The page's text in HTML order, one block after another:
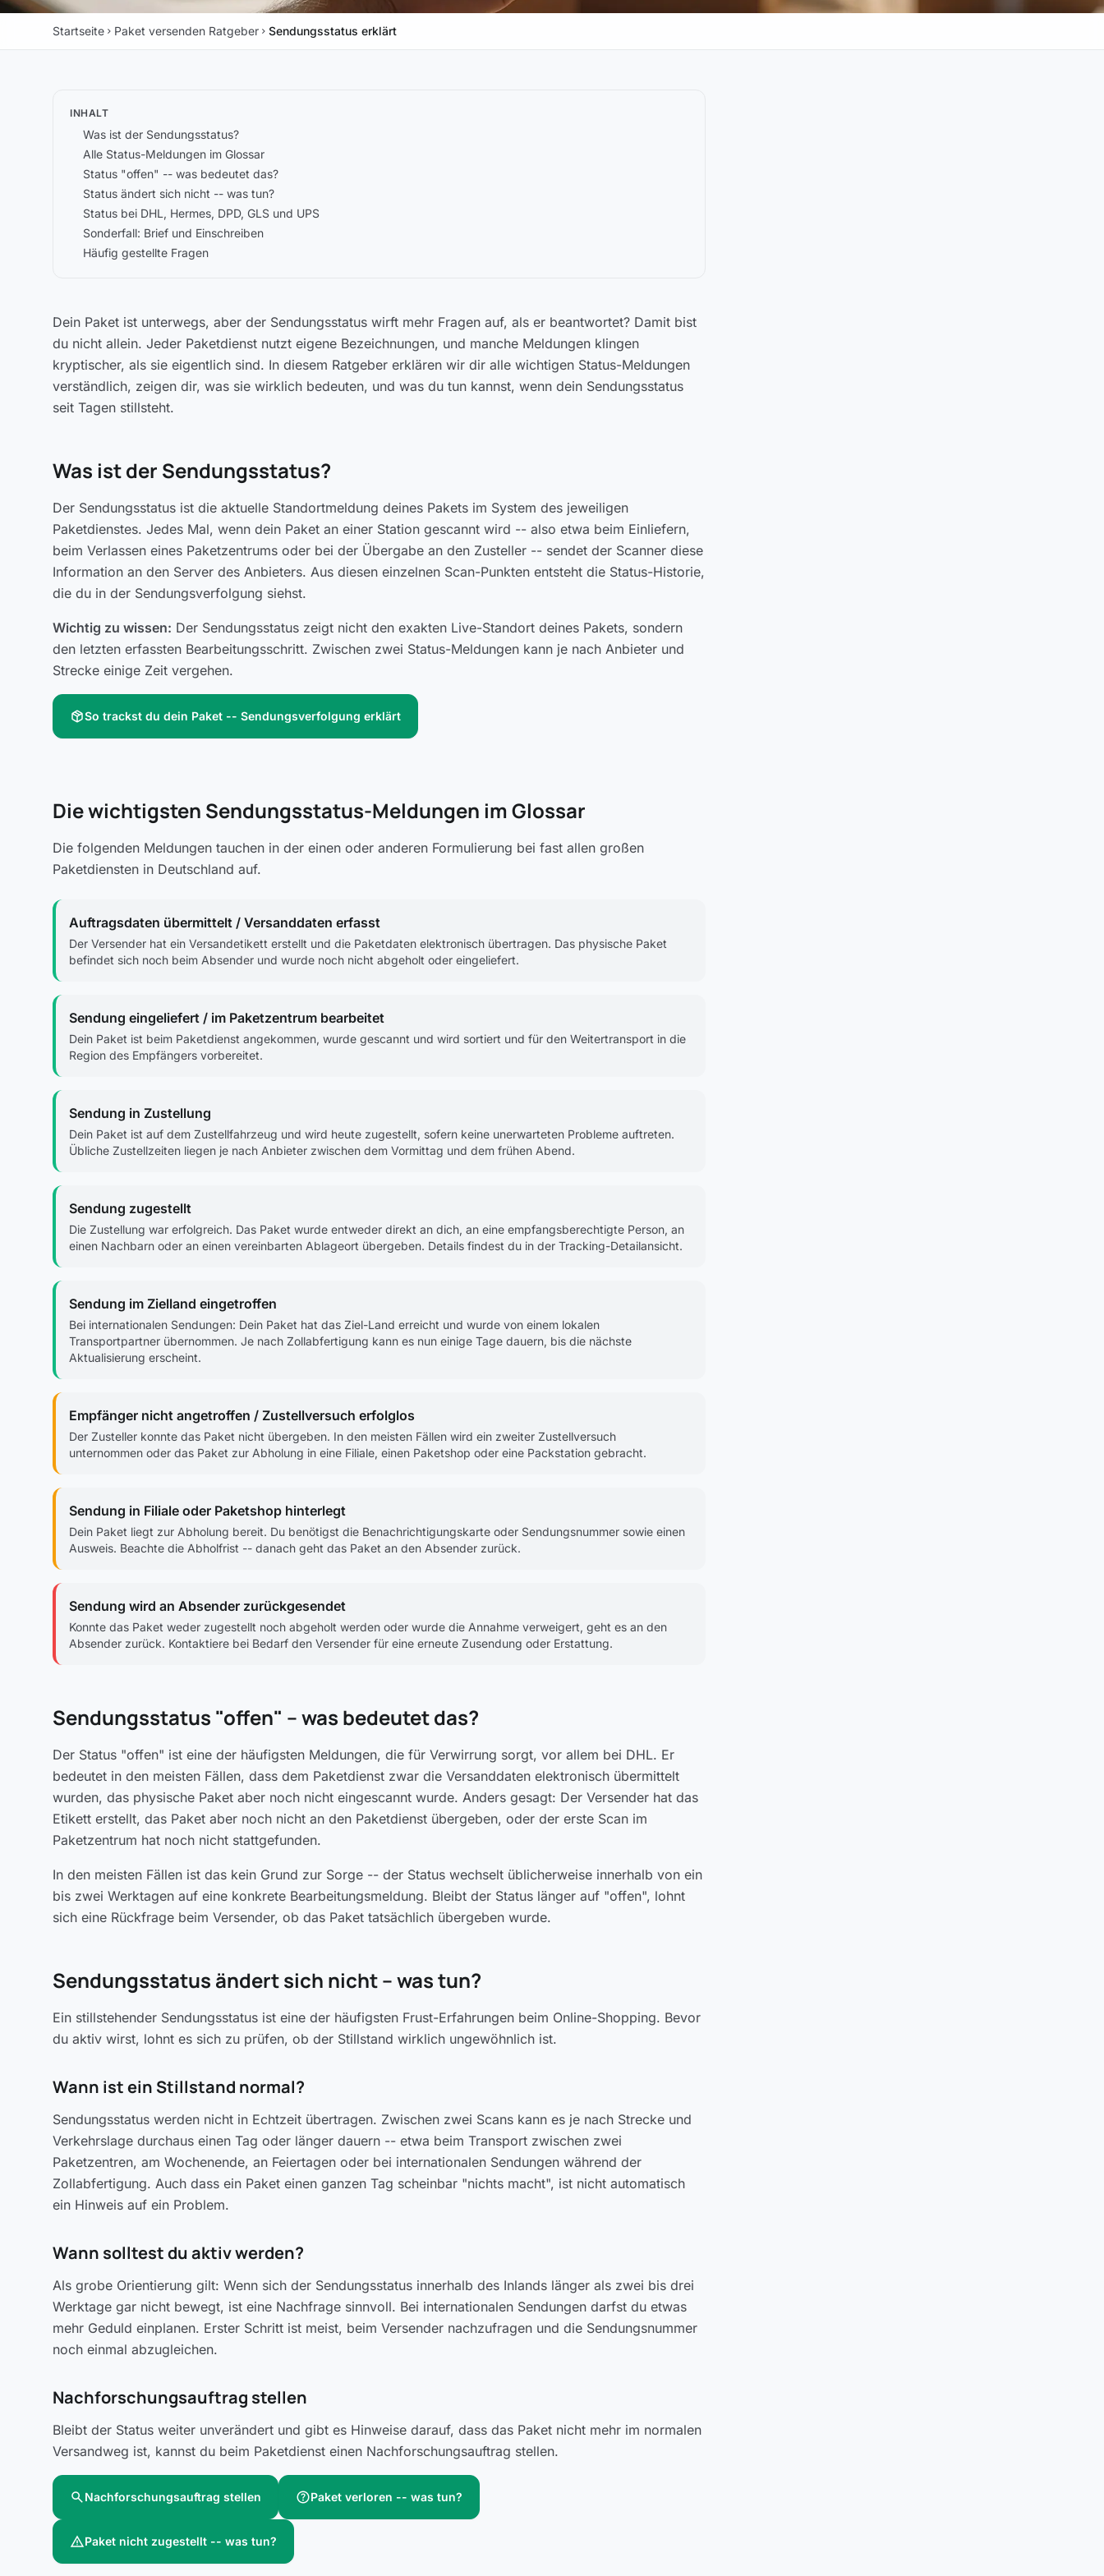
Startseite chevron_right Paket versenden Ratgeber chevron_right Sendungsstatus erklärt
INHALT
Was ist der Sendungsstatus?
Alle Status-Meldungen im Glossar
Status "offen" -- was bedeutet das?
Status ändert sich nicht -- was tun?
Status bei DHL, Hermes, DPD, GLS und UPS
Sonderfall: Brief und Einschreiben
Häufig gestellte Fragen
Dein Paket ist unterwegs, aber der Sendungsstatus wirft mehr Fragen auf, als er beantwortet? Damit bist
du nicht allein. Jeder Paketdienst nutzt eigene Bezeichnungen, und manche Meldungen klingen
kryptischer, als sie eigentlich sind. In diesem Ratgeber erklären wir dir alle wichtigen Status-Meldungen
verständlich, zeigen dir, was sie wirklich bedeuten, und was du tun kannst, wenn dein Sendungsstatus
seit Tagen stillsteht.
Was ist der Sendungsstatus?
Der Sendungsstatus ist die aktuelle Standortmeldung deines Pakets im System des jeweiligen
Paketdienstes. Jedes Mal, wenn dein Paket an einer Station gescannt wird -- also etwa beim Einliefern,
beim Verlassen eines Paketzentrums oder bei der Übergabe an den Zusteller -- sendet der Scanner diese
Information an den Server des Anbieters. Aus diesen einzelnen Scan-Punkten entsteht die Status-Historie,
die du in der Sendungsverfolgung siehst.
Wichtig zu wissen: Der Sendungsstatus zeigt nicht den exakten Live-Standort deines Pakets, sondern
den letzten erfassten Bearbeitungsschritt. Zwischen zwei Status-Meldungen kann je nach Anbieter und
Strecke einige Zeit vergehen.
package_2So trackst du dein Paket -- Sendungsverfolgung erklärt
Die wichtigsten Sendungsstatus-Meldungen im Glossar
Die folgenden Meldungen tauchen in der einen oder anderen Formulierung bei fast allen großen
Paketdiensten in Deutschland auf.
Auftragsdaten übermittelt / Versanddaten erfasst
Der Versender hat ein Versandetikett erstellt und die Paketdaten elektronisch übertragen. Das physische Paket
befindet sich noch beim Absender und wurde noch nicht abgeholt oder eingeliefert.
Sendung eingeliefert / im Paketzentrum bearbeitet
Dein Paket ist beim Paketdienst angekommen, wurde gescannt und wird sortiert und für den Weitertransport in die
Region des Empfängers vorbereitet.
Sendung in Zustellung
Dein Paket ist auf dem Zustellfahrzeug und wird heute zugestellt, sofern keine unerwarteten Probleme auftreten.
Übliche Zustellzeiten liegen je nach Anbieter zwischen dem Vormittag und dem frühen Abend.
Sendung zugestellt
Die Zustellung war erfolgreich. Das Paket wurde entweder direkt an dich, an eine empfangsberechtigte Person, an
einen Nachbarn oder an einen vereinbarten Ablageort übergeben. Details findest du in der Tracking-Detailansicht.
Sendung im Zielland eingetroffen
Bei internationalen Sendungen: Dein Paket hat das Ziel-Land erreicht und wurde von einem lokalen
Transportpartner übernommen. Je nach Zollabfertigung kann es nun einige Tage dauern, bis die nächste
Aktualisierung erscheint.
Empfänger nicht angetroffen / Zustellversuch erfolglos
Der Zusteller konnte das Paket nicht übergeben. In den meisten Fällen wird ein zweiter Zustellversuch
unternommen oder das Paket zur Abholung in eine Filiale, einen Paketshop oder eine Packstation gebracht.
Sendung in Filiale oder Paketshop hinterlegt
Dein Paket liegt zur Abholung bereit. Du benötigst die Benachrichtigungskarte oder Sendungsnummer sowie einen
Ausweis. Beachte die Abholfrist -- danach geht das Paket an den Absender zurück.
Sendung wird an Absender zurückgesendet
Konnte das Paket weder zugestellt noch abgeholt werden oder wurde die Annahme verweigert, geht es an den
Absender zurück. Kontaktiere bei Bedarf den Versender für eine erneute Zusendung oder Erstattung.
Sendungsstatus "offen" -- was bedeutet das?
Der Status "offen" ist eine der häufigsten Meldungen, die für Verwirrung sorgt, vor allem bei DHL. Er
bedeutet in den meisten Fällen, dass dem Paketdienst zwar die Versanddaten elektronisch übermittelt
wurden, das physische Paket aber noch nicht eingescannt wurde. Anders gesagt: Der Versender hat das
Etikett erstellt, das Paket aber noch nicht an den Paketdienst übergeben, oder der erste Scan im
Paketzentrum hat noch nicht stattgefunden.
In den meisten Fällen ist das kein Grund zur Sorge -- der Status wechselt üblicherweise innerhalb von ein
bis zwei Werktagen auf eine konkrete Bearbeitungsmeldung. Bleibt der Status länger auf "offen", lohnt
sich eine Rückfrage beim Versender, ob das Paket tatsächlich übergeben wurde.
Sendungsstatus ändert sich nicht -- was tun?
Ein stillstehender Sendungsstatus ist eine der häufigsten Frust-Erfahrungen beim Online-Shopping. Bevor
du aktiv wirst, lohnt es sich zu prüfen, ob der Stillstand wirklich ungewöhnlich ist.
Wann ist ein Stillstand normal?
Sendungsstatus werden nicht in Echtzeit übertragen. Zwischen zwei Scans kann es je nach Strecke und
Verkehrslage durchaus einen Tag oder länger dauern -- etwa beim Transport zwischen zwei
Paketzentren, am Wochenende, an Feiertagen oder bei internationalen Sendungen während der
Zollabfertigung. Auch dass ein Paket einen ganzen Tag scheinbar "nichts macht", ist nicht automatisch
ein Hinweis auf ein Problem.
Wann solltest du aktiv werden?
Als grobe Orientierung gilt: Wenn sich der Sendungsstatus innerhalb des Inlands länger als zwei bis drei
Werktage gar nicht bewegt, ist eine Nachfrage sinnvoll. Bei internationalen Sendungen darfst du etwas
mehr Geduld einplanen. Erster Schritt ist meist, beim Versender nachzufragen und die Sendungsnummer
noch einmal abzugleichen.
Nachforschungsauftrag stellen
Bleibt der Status weiter unverändert und gibt es Hinweise darauf, dass das Paket nicht mehr im normalen
Versandweg ist, kannst du beim Paketdienst einen Nachforschungsauftrag stellen.
searchNachforschungsauftrag stellen helpPaket verloren -- was tun?
warningPaket nicht zugestellt -- was tun?